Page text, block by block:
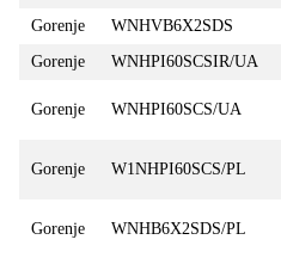
Gorenje WNHVB6X2SDS
Gorenje
WNHPI60SCSIR/UA
Gorenje WNHPI60SCS/UA
Gorenje W1NHPI60SCS/PL
Gorenje WNHB6X2SDS/PL